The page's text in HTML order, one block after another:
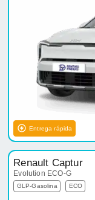
Entrega rápida
Renault Captur
Evolution ECO-G
GLP-Gasolina ECO